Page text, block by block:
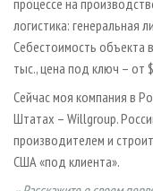
логистика: генеральная
Себестоимость объекта
тыс., цена под ключ – от
Сейчас моя компания в
Штатах – Willgroup.
производителем и
США «под клиента».